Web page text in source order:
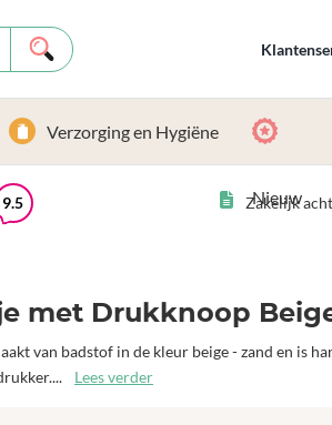
Verzorging en Hygiëne
Nieuw
9.5 Zakelijk
met Drukknoop
van badstof in de kleur beige - zand en is
Lees verder